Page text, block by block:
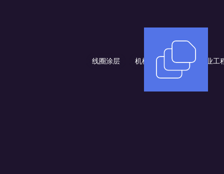
线圈涂层 机械和设备工程 农业